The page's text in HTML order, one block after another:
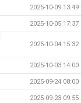
2025-10-09 13:49
2025-10-05 17:37
2025-10-04 15:32
2025-10-03 14:00
2025-09-24 08:00
2025-09-23 09:55